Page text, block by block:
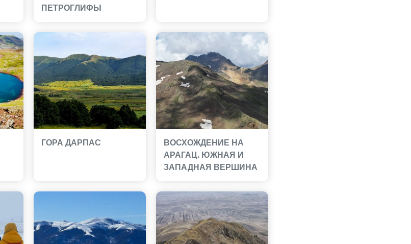
ПЕТРОГЛИФЫ
ГОРА ДАРПАС
ВОСХОЖДЕНИЕ НА
АРАГАЦ. ЮЖНАЯ И
ЗАПАДНАЯ ВЕРШИНА